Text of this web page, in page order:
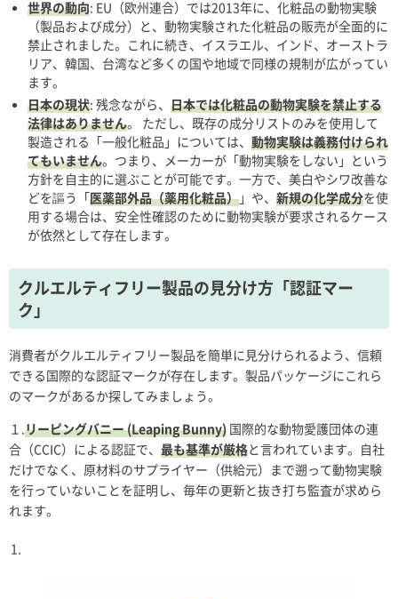
世界の動向: EU（欧州連合）では2013年に、化粧品の動物実験
（製品および成分）と、動物実験された化粧品の販売が全面的に
禁止されました。これに続き、イスラエル、インド、オーストラ
リア、韓国、台湾など多くの国や地域で同様の規制が広がってい
ます。
日本の現状: 残念ながら、 日本では化粧品の動物実験を禁止する
法律はありません。 ただし、既存の成分リストのみを使用して
製造される「一般化粧品」については、 動物実験は義務付けられ
てもいません。つまり、メーカーが「動物実験をしない」という
方針を自主的に選ぶことが可能です。一方で、美白やシワ改善な
どを謳う「医薬部外品（薬用化粧品）」や、 新規の化学成分を使
用する場合は、安全性確認のために動物実験が要求されるケース
が依然として存在します。
クルエルティフリー製品の見分け方「認証マー
ク」
消費者がクルエルティフリー製品を簡単に見分けられるよう、信頼
できる国際的な認証マークが存在します。製品パッケージにこれら
のマークがあるか探してみましょう。
１.リーピングバニー (Leaping Bunny) 国際的な動物愛護団体の連
合（CCIC）による認証で、 最も基準が厳格と言われています。自社
だけでなく、原材料のサプライヤー（供給元）まで遡って動物実験
を行っていないことを証明し、毎年の更新と抜き打ち監査が求めら
れます。